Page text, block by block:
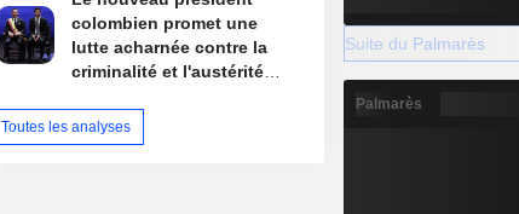
colombien promet une
lutte acharnée contre la
criminalité et l'austérité
discours d'investiture
Toutes les analyses
Suite du Palmarès
Palmarès